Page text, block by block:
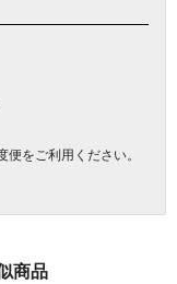
をご利用ください。
商品